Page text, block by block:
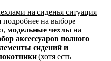
на сиденья ситуация
подробнее на выборе
модельные чехлы на
аксессуаров полного
сидений и
(хотя есть